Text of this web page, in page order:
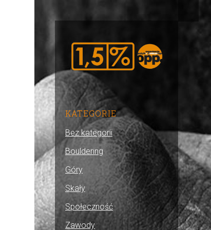
KATEGORIE
Bez kategorii
Bouldering
Góry
Skały
Społeczność
Zawody